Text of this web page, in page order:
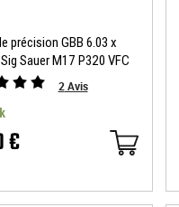
précision GBB 6.03 x
Sauer M17 P320 VFC
2Avis
€